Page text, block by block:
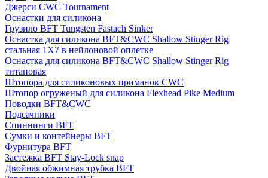
Джерси CWC Tournament
Оснастки для силикона
Грузило BFT Tungsten Fastach Sinker
Оснастка для силикона BFT&CWC Shallow Stinger Rig
стальная 1X7 в нейлоновой оплетке
Оснастка для силикона BFT&CWC Shallow Stinger Rig
титановая
Штопора для силиконовых приманок CWC
Штопор огруженый для силикона Flexhead Pike Medium
Поводки BFT&CWC
Подсачники
Спиннинги BFT
Сумки и контейнеры BFT
Фурнитура BFT
Застежка BFT Stay-Lock snap
Двойная обжимная трубка BFT